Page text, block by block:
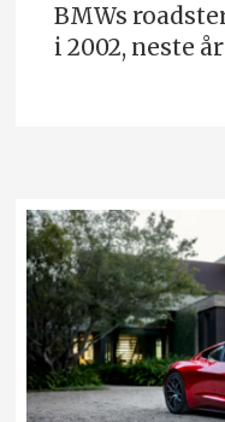
BMWs
i 2002, neste